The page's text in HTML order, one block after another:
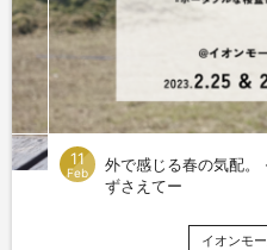
11
Feb
外で感じる春の気配。
ずさえてー
イオンモ